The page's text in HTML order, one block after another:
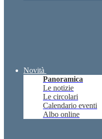
Novità
Panoramica
Le notizie
Le circolari
Calendario eventi
Albo online